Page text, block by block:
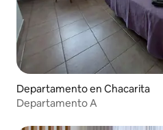
Departamento en Chacarita
Departamento A